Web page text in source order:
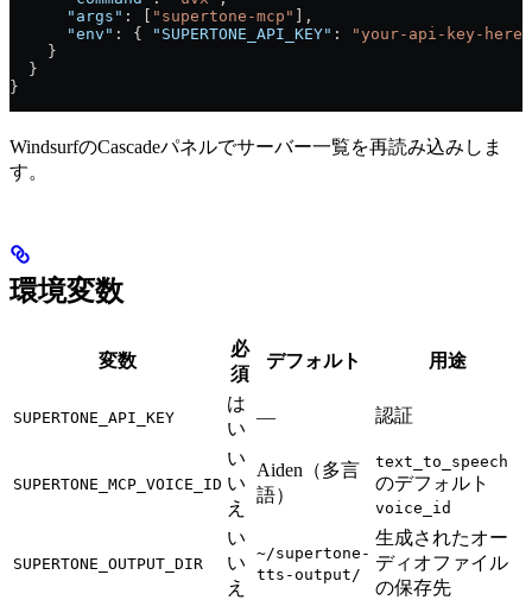
      "args"
: [ "supertone-mcp" ],
      "env"
: { "SUPERTONE_API_KEY" :
"your-api-key-here"
    }
  }
}
WindsurfのCascadeパネルでサーバー一覧を再読み込みしま
す。
環境変数
変数
必
須
デフォルト 用途
SUPERTONE_API_KEY
は
い
— 認証
SUPERTONE_MCP_VOICE_ID
い
い
え
Aiden（多言
語）
text_to_speech
のデフォルト
voice_id
SUPERTONE_OUTPUT_DIR
い
い
え
~/supertone-
tts-output/
生成されたオー
ディオファイル
の保存先